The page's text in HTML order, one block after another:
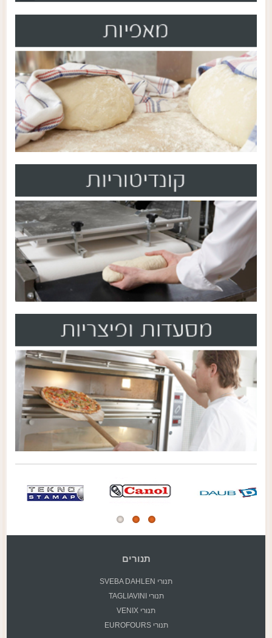
תנורים
תנורי SVEBA DAHLEN
תנורי TAGLIAVINI
תנורי VENIX
תנורי EUROFOURS